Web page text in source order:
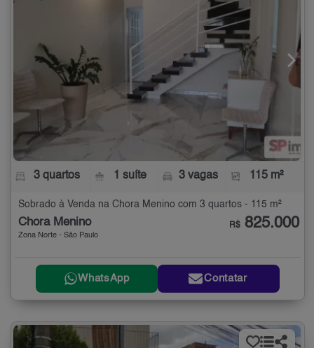
3 quartos 1 suíte 3 vagas 115 m²
Sobrado à Venda na Chora Menino com 3 quartos - 115 m²
Chora Menino
Zona Norte - São Paulo
R$ 825.000
WhatsApp Contatar